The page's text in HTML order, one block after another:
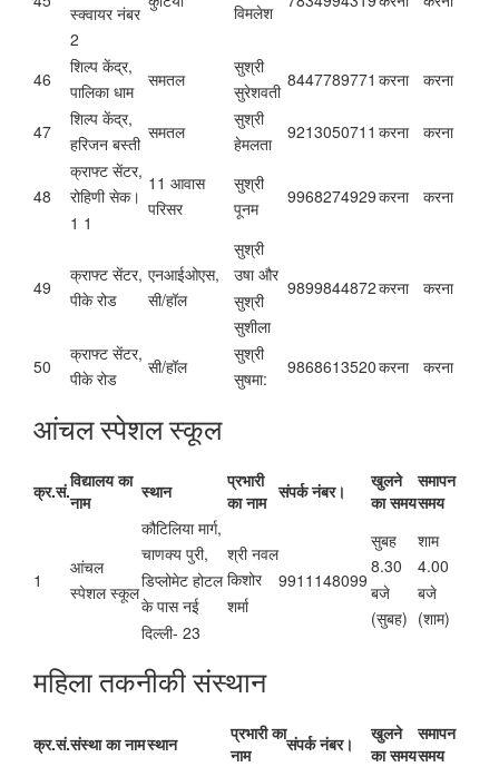
स्क्वायर नंबर
2
विमलेश
46
शिल्प केंद्र,
पालिका धाम
समतल
सुश्री
सुरेशवती
8447789771 करना करना
47
शिल्प केंद्र,
हरिजन बस्ती
समतल
सुश्री
हेमलता
9213050711 करना करना
48
क्राफ्ट सेंटर,
रोहिणी सेक।
1 1
11 आवास
परिसर
सुश्री
पूनम
9968274929करना करना
49
क्राफ्ट सेंटर,
पीके रोड
एनआईओएस,
सी/हॉल
सुश्री
उषा और
सुश्री
सुशीला
9899844872करना करना
50
क्राफ्ट सेंटर,
पीके रोड
सी/हॉल
सुश्री
सुषमा:
9868613520करना करना
आंचल स्पेशल स्कूल
क्र.सं.विद्यालय का
नाम
स्थान
प्रभारी
का नाम संपर्क नंबर।
खुलने
का समय
समापन
समय
1
आंचल
स्पेशल स्कूल
कौटिलिया मार्ग,
चाणक्य पुरी,
डिप्लोमेट होटल
के पास नई
दिल्ली- 23
श्री नवल
किशोर
शर्मा
9911148099
सुबह
8.30
बजे
(सुबह)
शाम
4.00
बजे
(शाम)
महिला तकनीकी संस्थान
क्र.सं.संस्था का नामस्थान
प्रभारी का
नाम
संपर्क नंबर।
खुलने
का समय
समापन
समय